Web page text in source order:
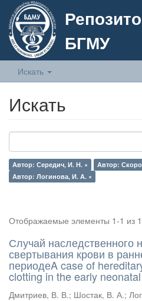
БГМУ
Искать
Искать
Автор: Середич, И. Н. ×
Автор:
Автор: Логинова, И. А. ×
Отображаемые элементы 1-1 из 1
Случай наследственного
свертывания крови в
периодеA case of
clotting in the early
Дмитриев, В. В.; Шостак, В. А.;